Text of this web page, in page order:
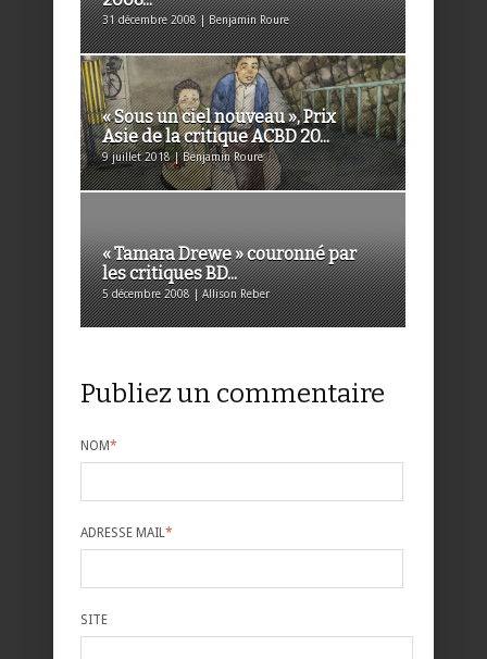
31 décembre 2008 | Benjamin Roure
« Sous un ciel nouveau », Prix
Asie de la critique ACBD 20...
9 juillet 2018 | Benjamin Roure
« Tamara Drewe » couronné par
les critiques BD...
5 décembre 2008 | Allison Reber
Publiez un commentaire
NOM*
ADRESSE MAIL*
SITE